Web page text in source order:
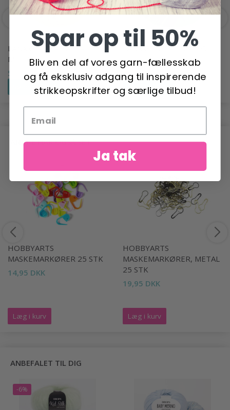
LANA GROSSA BASTA
MISTA
56,95 DKK
Se produktet
LANA GROSSA PICASSO
74,95 DKK
Se produktet
ANDRE HAR OGSÅ SET
HOBBYARTS
MASKEMARKØRER 25 STK
14,95 DKK
Læg i kurv
HOBBYARTS
MASKEMARKØRER, METAL
25 STK
19,95 DKK
Læg i kurv
ANBEFALET TIL DIG
-6%
Spar op til 50%
Bliv en del af vores garn-fællesskab
og få eksklusiv adgang til inspirerende
strikkeopskrifter og særlige tilbud!
Ja tak